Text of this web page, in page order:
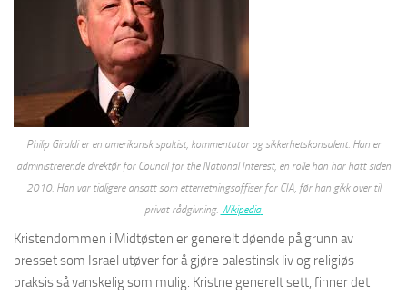
Philip Giraldi er en amerikansk spaltist, kommentator og sikkerhetskonsulent. Han er
administrerende direktør for Council for the National Interest, en rolle han har hatt siden
2010. Han var tidligere ansatt som etterretningsoffiser for CIA, før han gikk over til
privat rådgivning. Wikipedia
Kristendommen i Midtøsten er generelt døende på grunn av
presset som Israel utøver for å gjøre palestinsk liv og religiøs
praksis så vanskelig som mulig. Kristne generelt sett, finner det